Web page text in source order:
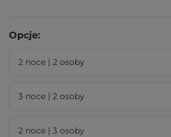
Opcje:
2 noce | 2 osoby
3 noce | 2 osoby
2 noce | 3 osoby